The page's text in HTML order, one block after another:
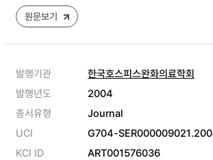
원문보기
발행기관
한국호스피스완화의료학회
발행년도
2004
총서유형
Journal
UCI
G704-
KCI ID
ART001576036